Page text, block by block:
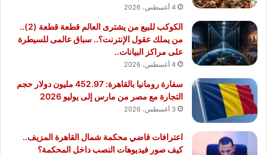
4 أغسطس، 2026
الكوكب للبيع من يشترى العالم قطعة قطعة (2)..
من يملك عقول الإنترنت؟.. سباق عالمى للسيطرة
على مراكز البيانات..
4 أغسطس، 2026
سفارة رومانيا بالقاهرة: 452.97 مليون دولار حجم
التجارة مع مصر من مارس إلى يوليو 2026
3 أغسطس، 2026
اعترافات قاضي محكمة شمال القاهرة المزيف..
كيف صور فيديوهات النصب داخل المحكمة؟